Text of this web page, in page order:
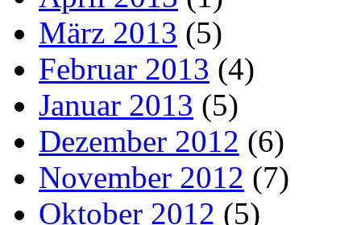
März 2013 (5)
Februar 2013 (4)
Januar 2013 (5)
Dezember 2012 (6)
November 2012 (7)
Oktober 2012 (5)